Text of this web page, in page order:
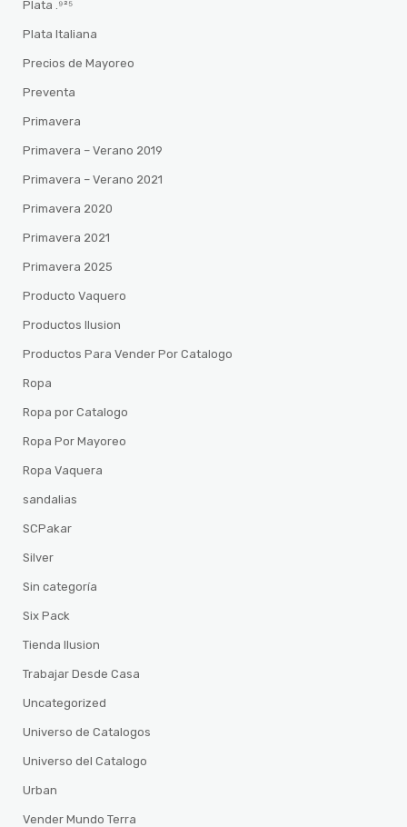
Plata .⁹²⁵
Plata Italiana
Precios de Mayoreo
Preventa
Primavera
Primavera – Verano 2019
Primavera – Verano 2021
Primavera 2020
Primavera 2021
Primavera 2025
Producto Vaquero
Productos Ilusion
Productos Para Vender Por Catalogo
Ropa
Ropa por Catalogo
Ropa Por Mayoreo
Ropa Vaquera
sandalias
SCPakar
Silver
Sin categoría
Six Pack
Tienda Ilusion
Trabajar Desde Casa
Uncategorized
Universo de Catalogos
Universo del Catalogo
Urban
Vender Mundo Terra